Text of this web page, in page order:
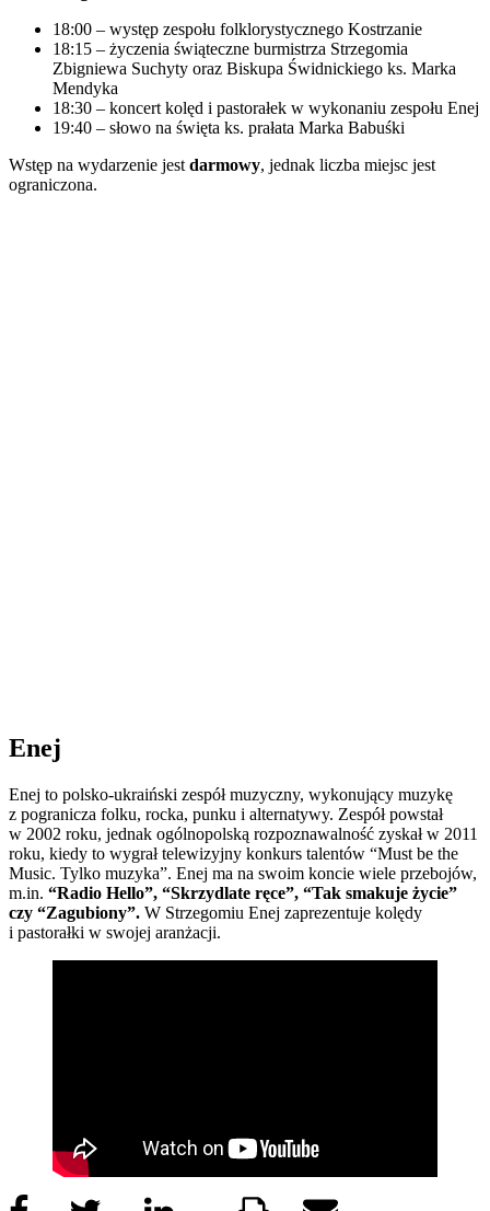
18:00 – występ zespołu folklorystycznego Kostrzanie
18:15 – życzenia świąteczne burmistrza Strzegomia
Zbigniewa Suchyty oraz Biskupa Świdnickiego ks. Marka
Mendyka
18:30 – koncert kolęd i pastorałek w wykonaniu zespołu Enej
19:40 – słowo na święta ks. prałata Marka Babuśki
Wstęp na wydarzenie jest darmowy, jednak liczba miejsc jest
ograniczona.
Enej
Enej to polsko-ukraiński zespół muzyczny, wykonujący muzykę
z pogranicza folku, rocka, punku i alternatywy. Zespół powstał
w 2002 roku, jednak ogólnopolską rozpoznawalność zyskał w 2011
roku, kiedy to wygrał telewizyjny konkurs talentów “Must be the
Music. Tylko muzyka”. Enej ma na swoim koncie wiele przebojów,
m.in. “Radio Hello”, “Skrzydlate ręce”, “Tak smakuje życie”
czy “Zagubiony”. W Strzegomiu Enej zaprezentuje kolędy
i pastorałki w swojej aranżacji.